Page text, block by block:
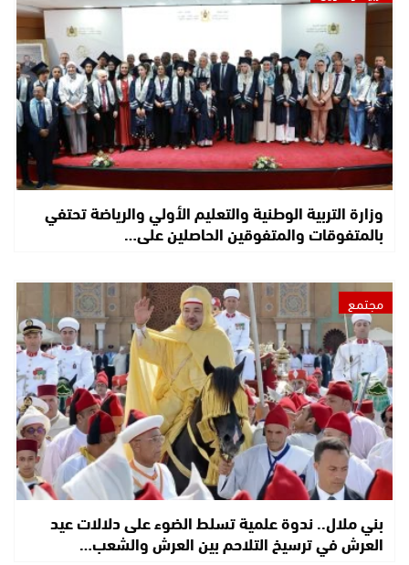
وزارة التربية الوطنية والتعليم الأولي والرياضة تحتفي
بالمتفوقات والمتفوقين الحاصلين على…
مجتمع
بني ملال.. ندوة علمية تسلط الضوء على دلالات عيد
العرش في ترسيخ التلاحم بين العرش والشعب…